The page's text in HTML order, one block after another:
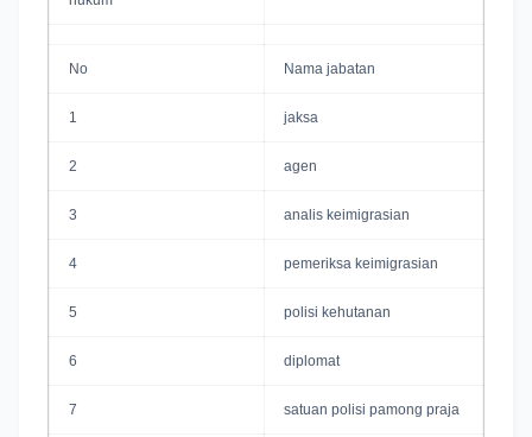
No Nama jabatan
1 jaksa
2 agen
3 analis keimigrasian
4 pemeriksa keimigrasian
5 polisi kehutanan
6 diplomat
7 satuan polisi pamong praja